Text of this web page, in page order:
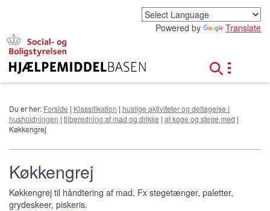
Powered by Translate
Du er her: Forside | Klassifikation | huslige aktiviteter og deltagelse i
husholdningen | tilberedning af mad og drikke | at koge og stege med |
Køkkengrej
Køkkengrej
Køkkengrej til håndtering af mad. Fx stegetænger, paletter,
grydeskeer, piskeris.